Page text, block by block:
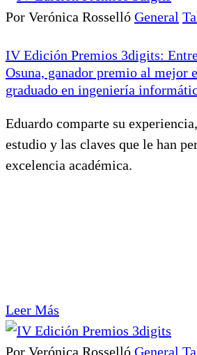
Por Verónica Rosselló General
IV Edición Premios 3digits:
Osuna, ganador premio al mejor
graduado en ingeniería
Eduardo comparte su
estudio y las claves que le han
excelencia académica.
Leer Más
Por Verónica Rosselló General